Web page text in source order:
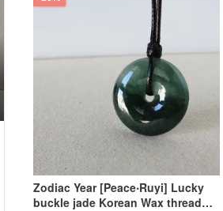
Zodiac Year [Peace‧Ruyi] Lucky
buckle jade Korean Wax thread